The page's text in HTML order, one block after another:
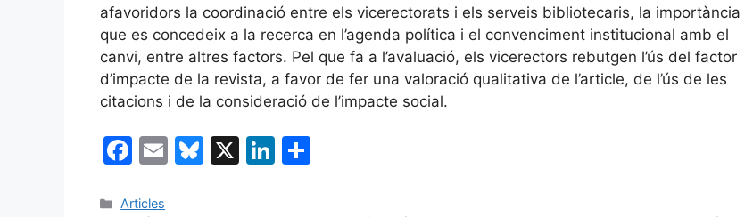
afavoridors la coordinació entre els vicerectorats i els serveis bibliotecaris, la importància
que es concedeix a la recerca en l’agenda política i el convenciment institucional amb el
canvi, entre altres factors. Pel que fa a l’avaluació, els vicerectors rebutgen l’ús del factor
d’impacte de la revista, a favor de fer una valoració qualitativa de l’article, de l’ús de les
citacions i de la consideració de l’impacte social.
F
c
E
Bl X
Li
Categories
Articles